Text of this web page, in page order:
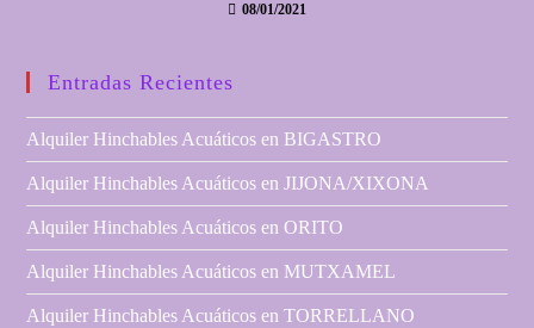
08/01/2021
Entradas Recientes
Alquiler Hinchables Acuáticos en BIGASTRO
Alquiler Hinchables Acuáticos en JIJONA/XIXONA
Alquiler Hinchables Acuáticos en ORITO
Alquiler Hinchables Acuáticos en MUTXAMEL
Alquiler Hinchables Acuáticos en TORRELLANO